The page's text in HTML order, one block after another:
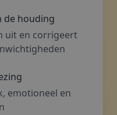
de houding
uit en corrigeert
emotioneel en